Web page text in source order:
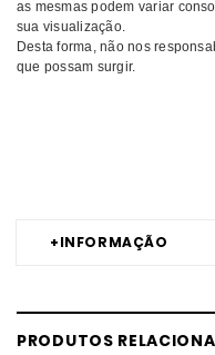
+INFORMAÇÃO
as mesmas podem variar
sua visualização.
Desta forma, não nos
que possam surgir.
PRODUTOS